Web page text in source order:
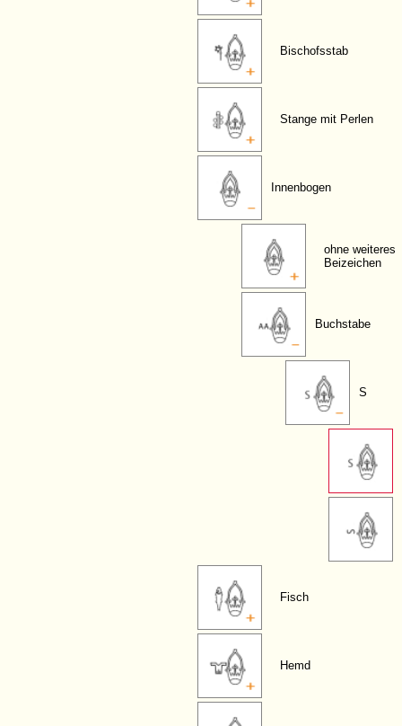
Bischofsstab
Stange mit Perlen
Innenbogen
ohne weiteres
Beizeichen
Buchstabe
S
Fisch
Hemd